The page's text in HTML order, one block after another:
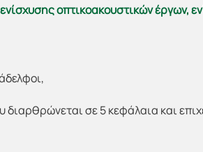
οπτικοακουστικών έργων,
διαρθρώνεται σε 5 κεφάλαια και